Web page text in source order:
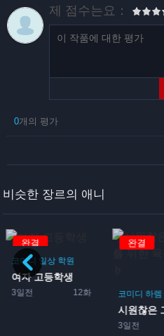
제 점수는요：
0개의 평가
비슷한 장르의 애니
완결
코미디 일상 학원
여자 고등학생
3일전 12화
완결
코미디 하렘
3일전